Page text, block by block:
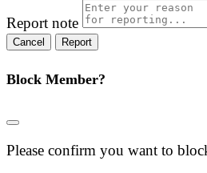
Report note
Report
Block Member?
Please confirm you want to